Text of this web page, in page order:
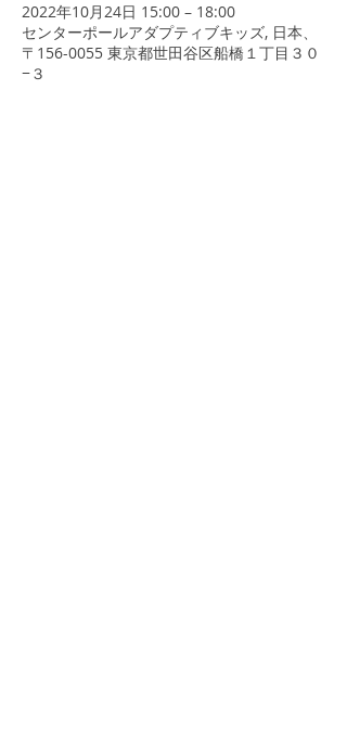
2022年10月24日 15:00 – 18:00
センターポールアダプティブキッズ, 日本、
〒156-0055 東京都世田谷区船橋１丁目３０
−３